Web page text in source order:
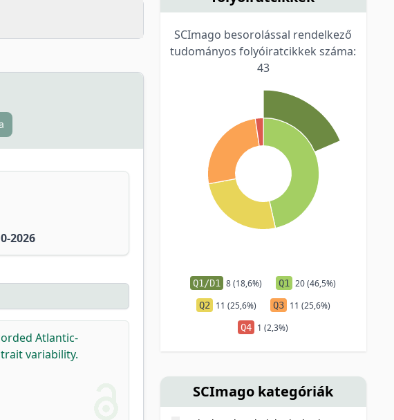
2026
Atlantic-
variability.
SCImago besorolással rendelkező
tudományos folyóiratcikkek száma:
43
Q1/D1 8 (18,6%) Q1 20 (46,5%)
Q2 11 (25,6%) Q3 11 (25,6%)
Q4 1 (2,3%)
SCImago kategóriák